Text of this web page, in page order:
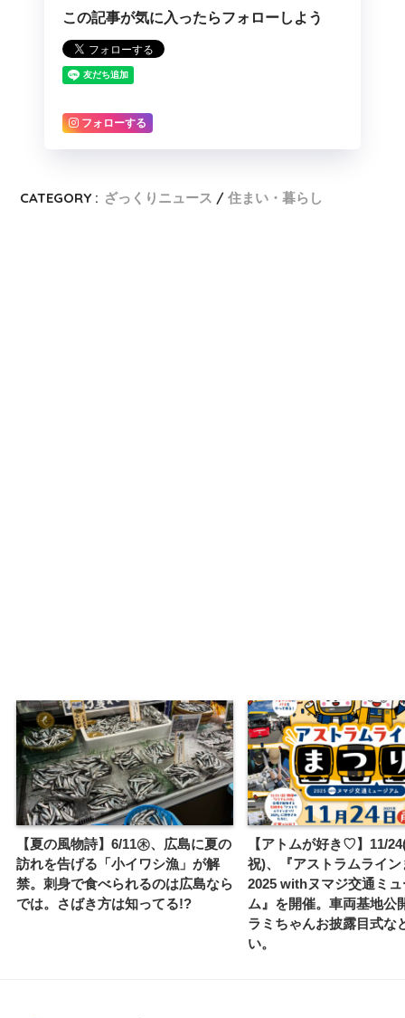
この記事が気に入ったらフォローしよう
フォローする
CATEGORY : ざっくりニュース 住まい・暮らし
【夏の風物詩】6/11㊍、広島に夏の
訪れを告げる「小イワシ漁」が解
禁。刺身で食べられるのは広島なら
では。さばき方は知ってる!?
【アトムが好き♡】11/
祝)、『アストラムライン
2025 withヌマジ交通ミ
ム』を開催。車両基地公
ラミちゃんお披露目式な
い。